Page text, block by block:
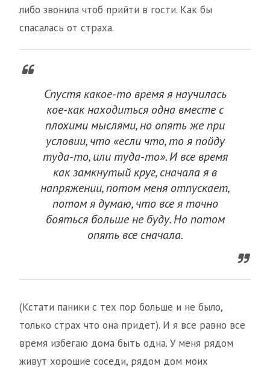
либо звонила чтоб прийти в гости. Как бы
спасалась от страха.
Спустя какое-то время я научилась
кое-как находиться одна вместе с
плохими мыслями, но опять же при
условии, что «если что, то я пойду
туда-то, или туда-то». И все время
как замкнутый круг, сначала я в
напряжении, потом меня отпускает,
потом я думаю, что все я точно
бояться больше не буду. Но потом
опять все сначала.
(Кстати паники с тех пор больше и не было,
только страх что она придет). И я все равно все
время избегаю дома быть одна. У меня рядом
живут хорошие соседи, рядом дом моих